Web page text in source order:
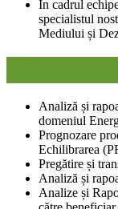
În cadrul
specialistul
Mediului și
Analiză și
domeniul
Prognozare
Echilibrarea
Pregătire și
Analiză și
Analize și